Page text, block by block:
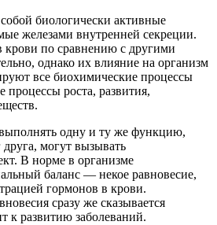
биологически активные
железами внутренней секреции.
по сравнению с другими
однако их влияние на организм
все биохимические процессы
процессы роста, развития,
одну и ту же функцию,
друга, могут вызывать
В норме в организме
баланс — некое равновесие,
гормонов в крови.
сразу же сказывается
к развитию заболеваний.